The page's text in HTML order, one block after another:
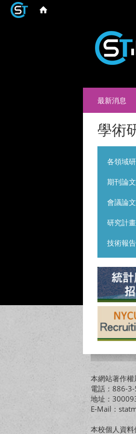
最新消息
學術
各領域
期刊論文
會議論文
研究計畫
技術報告
本網站著作
電話：886-
地址：
E-Mail：
本校個人資